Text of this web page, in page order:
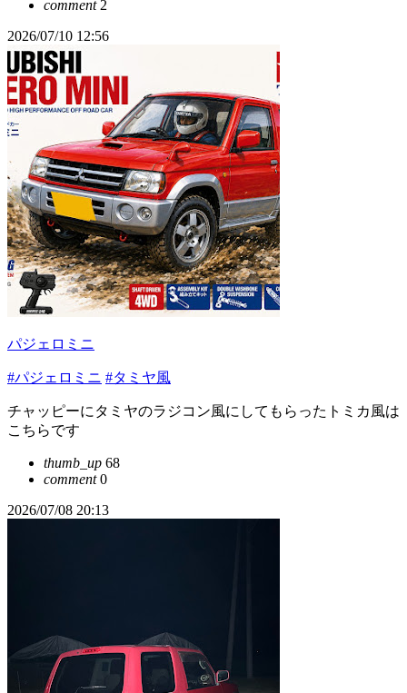
comment2
2026/07/10 12:56
パジェロミニ
#パジェロミニ #タミヤ風
チャッピーにタミヤのラジコン風にしてもらったトミカ風は
こちらです
thumb_up 68
comment0
2026/07/08 20:13